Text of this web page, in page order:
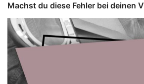
Machst du diese Fehler bei deinen